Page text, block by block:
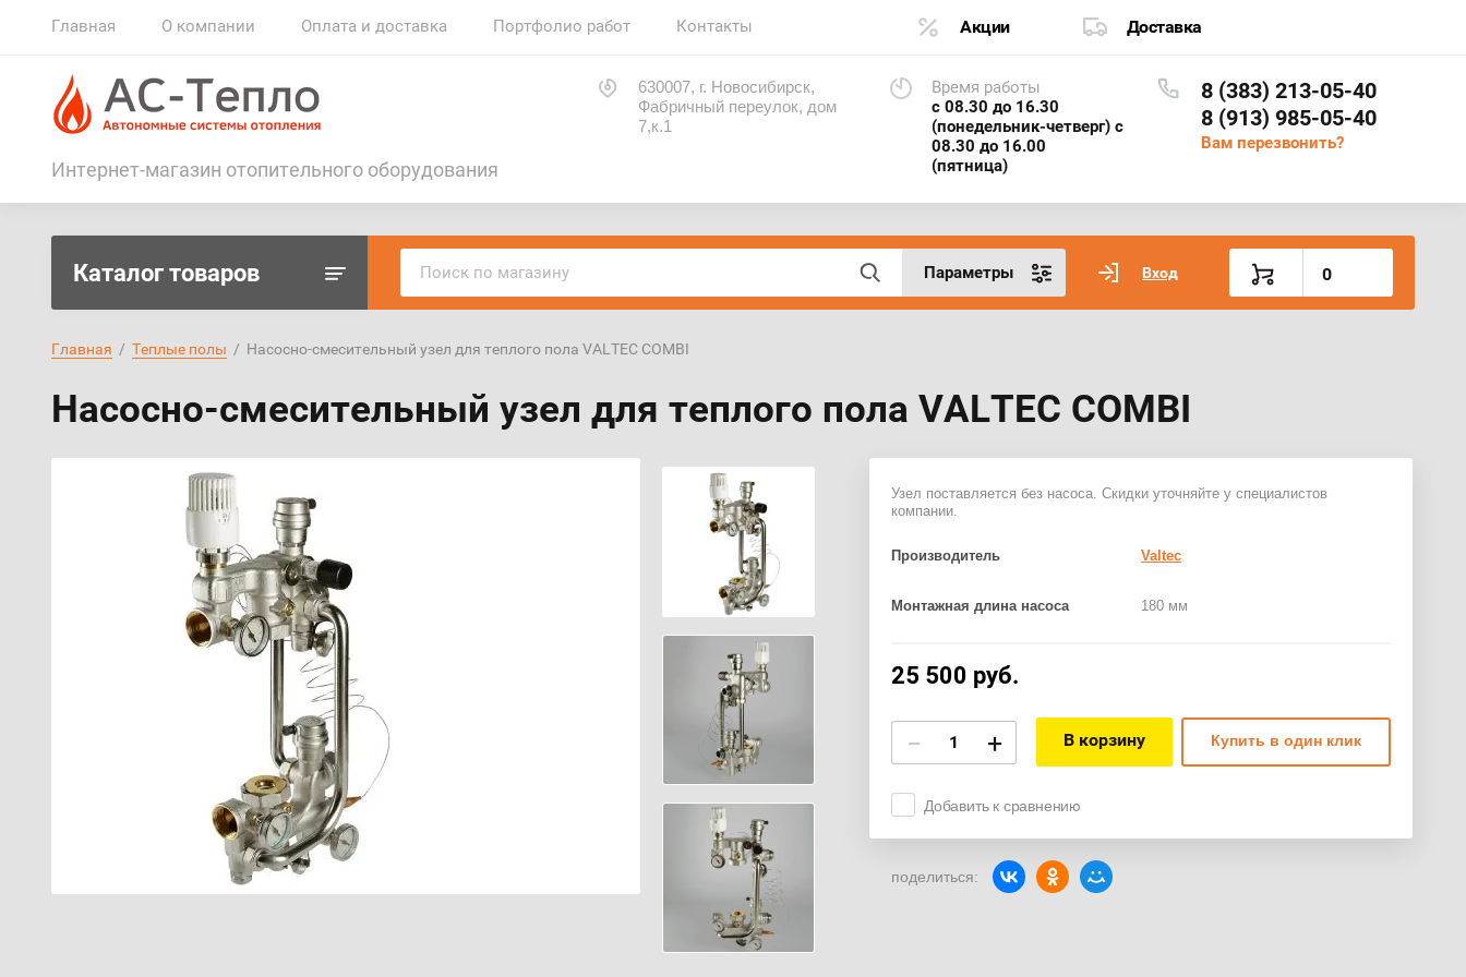
Главная О компании Оплата и доставка Портфолио работ Контакты Акции Доставка
Интернет-магазин отопительного оборудования
630007, г. Новосибирск,
Фабричный переулок, дом
7,к.1
Время работы
с 08.30 до 16.30
(понедельник-четверг) с
08.30 до 16.00
(пятница)
8 (383) 213-05-40
8 (913) 985-05-40
Вам перезвонить?
Каталог товаров Параметры Вход 0
Главная
  /
Теплые полы
  /  Насосно-смесительный узел для теплого пола VALTEC COMBI
Насосно-смесительный узел для теплого пола VALTEC COMBI
Узел поставляется без насоса. Скидки уточняйте у специалистов
компании.
Производитель Valtec
Монтажная длина насоса 180 мм
25 500 руб.
− + В корзину Купить в один клик
Добавить к сравнению
поделиться: